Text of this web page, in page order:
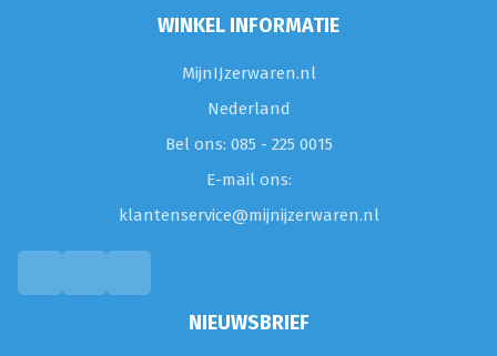
WINKEL INFORMATIE
MijnIJzerwaren.nl
Nederland
Bel ons: 085 - 225 0015
E-mail ons:
klantenservice@mijnijzerwaren.nl
NIEUWSBRIEF